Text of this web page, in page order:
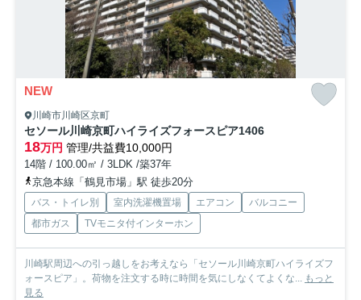
NEW
川崎市川崎区京町
セソール川崎京町ハイライズフォースピア1406
18万円 管理/共益費10,000円
14階 / 100.00㎡ / 3LDK /築37年
京急本線「鶴見市場」駅 徒歩20分
バス・トイレ別 室内洗濯機置場 エアコン
バルコニー
都市ガス
TVモニタ付インターホン
川崎駅周辺への引っ越しをお考えなら「セソール川崎京町ハイライズフ
ォースピア」。荷物を注文する時に時間を気にしなくてよくな... もっと
見る